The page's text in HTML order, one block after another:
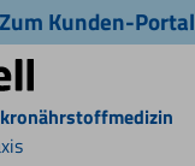
Zum Kunden-Portal